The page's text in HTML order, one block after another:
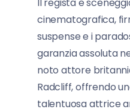
Il regista e
cinematografica,
suspense e i
garanzia assoluta
noto attore
Radcliff, offrendo
talentuosa attrice